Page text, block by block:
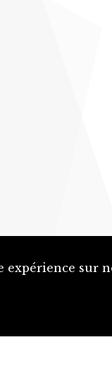
sur